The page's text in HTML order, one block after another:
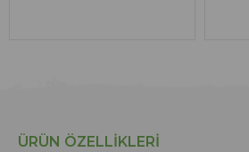
ÜRÜN ÖZELLIKLERI